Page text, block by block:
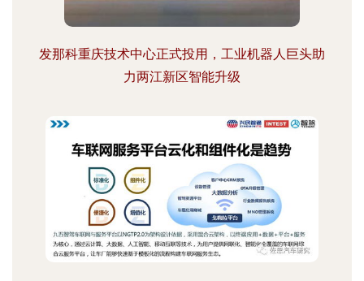
发那科重庆技术中心正式投用，工业机器人巨头助
力两江新区智能升级